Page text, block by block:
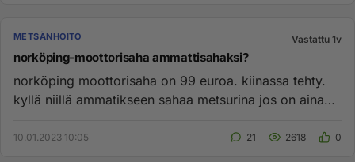
METSÄNHOITO Vastattu 1v
norköping-moottorisaha ammattisahaksi?
norköping moottorisaha on 99 euroa. kiinassa tehty.
kyllä niillä ammatikseen sahaa metsurina jos on aina
10.01.2023 10:05 21 2618 0